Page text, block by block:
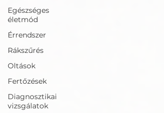
Egészséges
életmód
Érrendszer
Rákszűrés
Oltások
Fertőzések
Diagnosztikai
vizsgálatok